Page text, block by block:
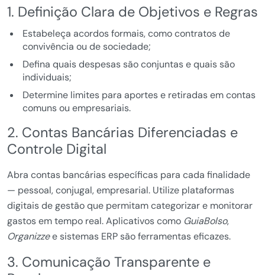
1. Definição Clara de Objetivos e Regras
Estabeleça acordos formais, como contratos de
convivência ou de sociedade;
Defina quais despesas são conjuntas e quais são
individuais;
Determine limites para aportes e retiradas em contas
comuns ou empresariais.
2. Contas Bancárias Diferenciadas e
Controle Digital
Abra contas bancárias específicas para cada finalidade
— pessoal, conjugal, empresarial. Utilize plataformas
digitais de gestão que permitam categorizar e monitorar
gastos em tempo real. Aplicativos como GuiaBolso,
Organizzee sistemas ERP são ferramentas eficazes.
3. Comunicação Transparente e